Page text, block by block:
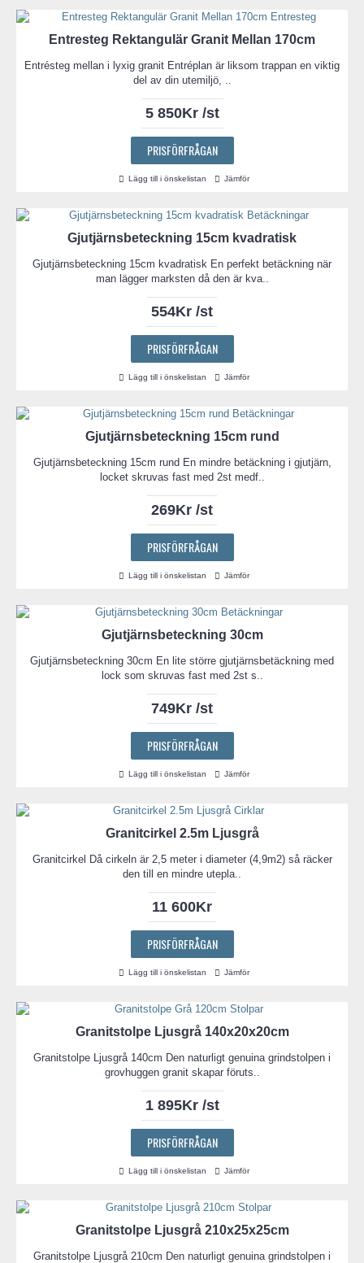
Entresteg Rektangulär Granit Mellan 170cm
Entrésteg mellan i lyxig granit Entréplan är liksom trappan en viktig
del av din utemiljö, ..
5 850Kr /st
PRISFÖRFRÅGAN
Lägg till i önskelistan Jämför
Gjutjärnsbeteckning 15cm kvadratisk
Gjutjärnsbeteckning 15cm kvadratisk En perfekt betäckning när
man lägger marksten då den är kva..
554Kr /st
PRISFÖRFRÅGAN
Lägg till i önskelistan Jämför
Gjutjärnsbeteckning 15cm rund
Gjutjärnsbeteckning 15cm rund En mindre betäckning i gjutjärn,
locket skruvas fast med 2st medf..
269Kr /st
PRISFÖRFRÅGAN
Lägg till i önskelistan Jämför
Gjutjärnsbeteckning 30cm
Gjutjärnsbeteckning 30cm En lite större gjutjärnsbetäckning med
lock som skruvas fast med 2st s..
749Kr /st
PRISFÖRFRÅGAN
Lägg till i önskelistan Jämför
Granitcirkel 2.5m Ljusgrå
Granitcirkel Då cirkeln är 2,5 meter i diameter (4,9m2) så räcker
den till en mindre utepla..
11 600Kr
PRISFÖRFRÅGAN
Lägg till i önskelistan Jämför
Granitstolpe Ljusgrå 140x20x20cm
Granitstolpe Ljusgrå 140cm Den naturligt genuina grindstolpen i
grovhuggen granit skapar föruts..
1 895Kr /st
PRISFÖRFRÅGAN
Lägg till i önskelistan Jämför
Granitstolpe Ljusgrå 210x25x25cm
Granitstolpe Ljusgrå 210cm Den naturligt genuina grindstolpen i